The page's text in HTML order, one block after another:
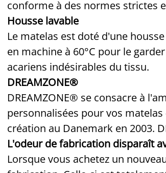
conforme à des normes strictes
Housse lavable
Le matelas est doté d'une
en machine à 60°C pour le
acariens indésirables du tissu.
DREAMZONE®
DREAMZONE® se consacre à
personnalisées pour vos
création au Danemark en 2003.
L'odeur de fabrication disparaît
Lorsque vous achetez un